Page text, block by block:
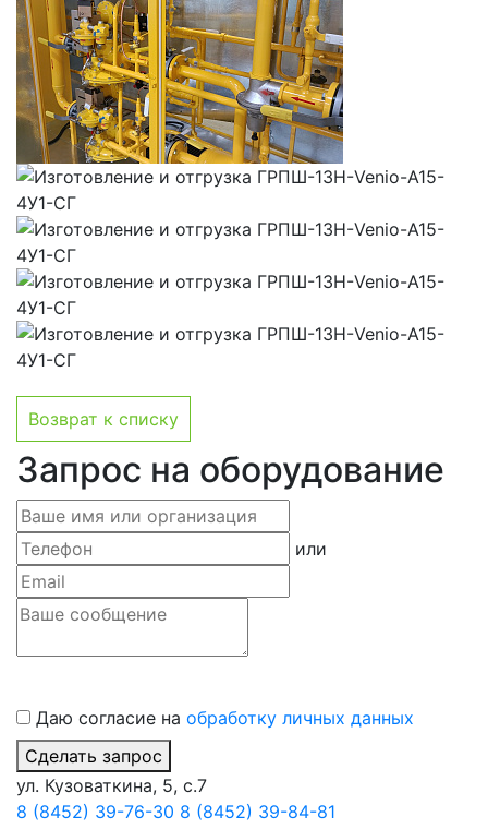
Возврат к списку
Запрос на оборудование
или
Даю согласие на обработку личных данных
Сделать запрос
ул. Кузоваткина, 5, с.7
8 (8452) 39-76-30 8 (8452) 39-84-81